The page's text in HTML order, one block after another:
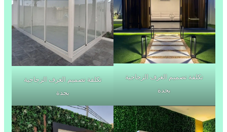
تكلفة تصميم الغرف الزجاجية
بجدة
تكلفة تصميم الغرف الزجاجية
بجدة